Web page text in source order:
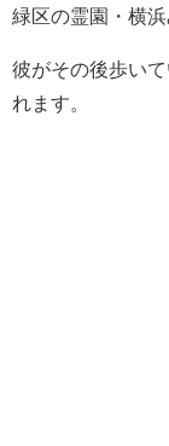
緑区の霊園・横浜
彼がその後歩い
れます。